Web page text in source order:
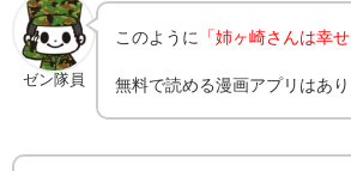
ゼン隊員
このように 「姉ヶ崎さんは幸
無料で読める漫画アプリはあり